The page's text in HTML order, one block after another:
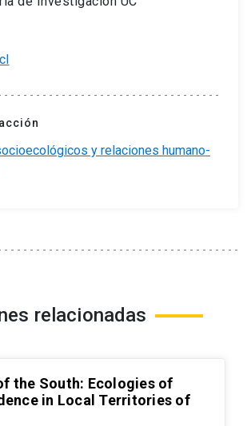
y relaciones humano-
relacionadas
the South: Ecologies of
in Local Territories of